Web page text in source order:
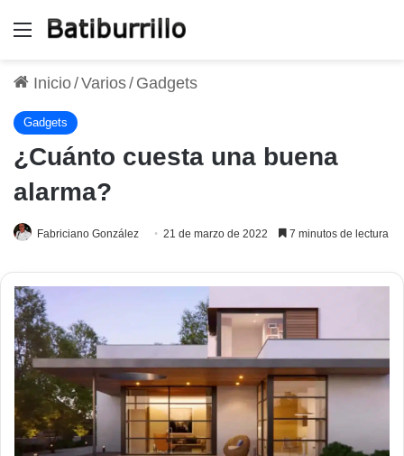
Menú
Inicio/Varios/ Gadgets
Gadgets
¿Cuánto cuesta una buena
alarma?
Fabriciano González 21 de marzo de 2022 7 minutos de lectura